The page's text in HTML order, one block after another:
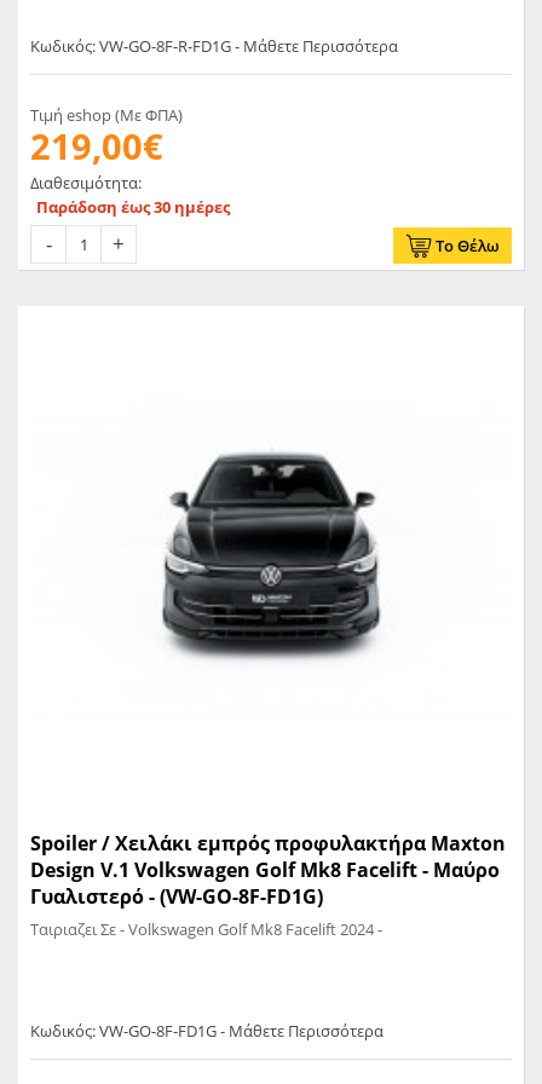
Κωδικός: VW-GO-8F-R-FD1G - Μάθετε Περισσότερα
Τιμή eshop (Με ΦΠΑ)
219,00€
Διαθεσιμότητα:
Παράδοση έως 30 ημέρες
Το Θέλω
Spoiler / Χειλάκι εμπρός προφυλακτήρα Maxton
Design V.1 Volkswagen Golf Mk8 Facelift - Μαύρο
Γυαλιστερό - (VW-GO-8F-FD1G)
Ταιριαζει Σε - Volkswagen Golf Mk8 Facelift 2024 -
Κωδικός: VW-GO-8F-FD1G - Μάθετε Περισσότερα